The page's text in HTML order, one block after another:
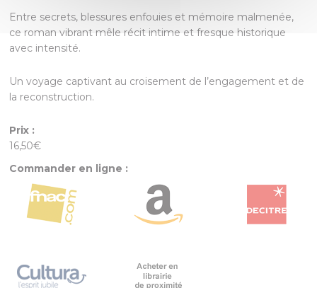
Entre secrets, blessures enfouies et mémoire malmenée,
ce roman vibrant mêle récit intime et fresque historique
avec intensité.
Un voyage captivant au croisement de l’engagement et de
la reconstruction.
Prix :
16,50€
Commander en ligne :